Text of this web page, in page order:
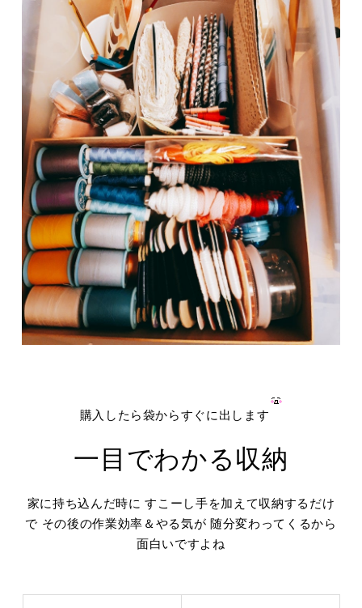
購入したら袋からすぐに出します
一目でわかる収納
家に持ち込んだ時に すこーし手を加えて収納するだけ
で その後の作業効率＆やる気が 随分変わってくるから
面白いですよね